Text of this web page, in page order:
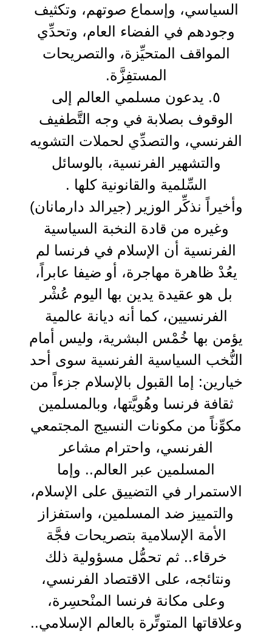
السياسي، وإسماع صوتهم، وتكثيف
وجودهم في الفضاء العام، وتحدِّي
المواقف المتحيِّزة، والتصريحات
المستفِزَّة.
٥. يدعون مسلمي العالم إلى
الوقوف بصلابة في وجه التَّطفيف
الفرنسي، والتصدِّي لحملات التشويه
والتشهير الفرنسية، بالوسائل
السِّلمية والقانونية كلها .
وأخيراً نذكِّر الوزير (جيرالد دارمانان)
وغيره من قادة النخبة السياسية
الفرنسية أن الإسلام في فرنسا لم
يعُدْ ظاهرة مهاجرة، أو ضيفا عابراً،
بل هو عقيدة يدين بها اليوم عُشْر
الفرنسيين، كما أنه ديانة عالمية
يؤمن بها خُمْس البشرية، وليس أمام
النُّخب السياسية الفرنسية سوى أحد
خيارين: إما القبول بالإسلام جزءاً من
ثقافة فرنسا وهُويَّتها، وبالمسلمين
مكوِّناً من مكونات النسيج المجتمعي
الفرنسي، واحترام مشاعر
المسلمين عبر العالم.. وإما
الاستمرار في التضييق على الإسلام،
والتمييز ضد المسلمين، واستفزاز
الأمة الإسلامية بتصريحات فجَّة
خرقاء.. ثم تحمُّل مسؤولية ذلك
ونتائجه، على الاقتصاد الفرنسي،
وعلى مكانة فرنسا المنْحسِرة،
وعلاقاتها المتوتِّرة بالعالم الإسلامي..